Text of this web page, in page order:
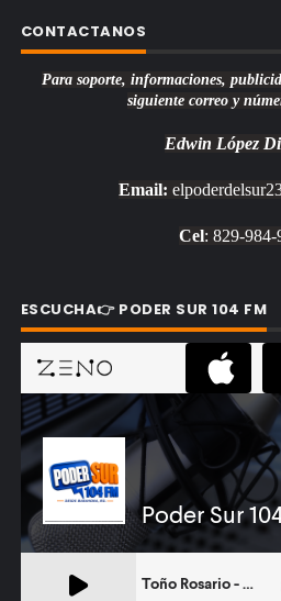
CONTACTANOS
Para soporte, informaciones,
siguiente correo y
Edwin López
Email:
Cel: 829-984-
ESCUCHA👉 PODER SUR 104 FM